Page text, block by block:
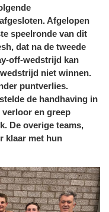
Afgelopen
speelronde van dit
dat na de tweede
off-wedstrijd kan
niet winnen.
puntverlies.
de handhaving in
verloor en greep
De overige teams,
klaar met hun